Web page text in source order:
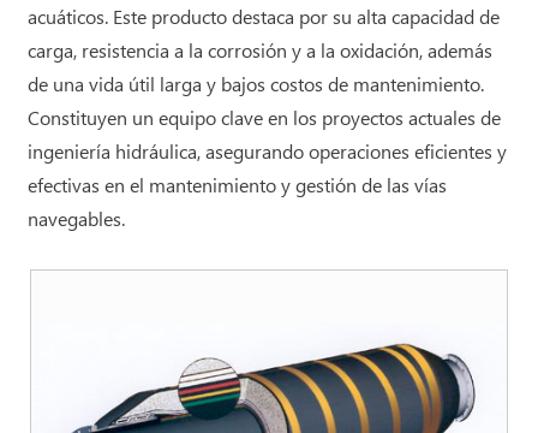
acuáticos. Este producto destaca por su alta capacidad de
carga, resistencia a la corrosión y a la oxidación, además
de una vida útil larga y bajos costos de mantenimiento.
Constituyen un equipo clave en los proyectos actuales de
ingeniería hidráulica, asegurando operaciones eficientes y
efectivas en el mantenimiento y gestión de las vías
navegables.